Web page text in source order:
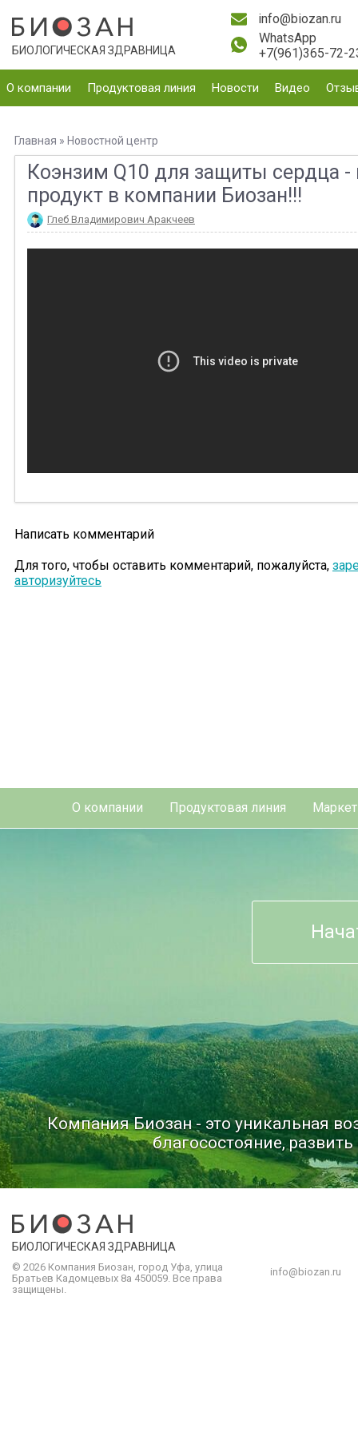
БИОЛОГИЧЕСКАЯ ЗДРАВНИЦА
info@biozan.ru
WhatsApp
+7(961)365-72-
О компании Продуктовая линия Новости Видео
Главная » Новостной центр
Коэнзим Q10 для защиты сердца
продукт в компании Биозан!!!
Глеб Владимирович Аракчеев
Написать комментарий
Для того, чтобы оставить комментарий, пожалуйста,
авторизуйтесь
О компании Продуктовая линия
Компания Биозан - это уникальная
благосостояние,
БИОЛОГИЧЕСКАЯ ЗДРАВНИЦА
© 2026 Компания Биозан город Уфа , улица
Братьев Кадомцевых 8а 450059 Все права
защищены.
info@biozan.ru